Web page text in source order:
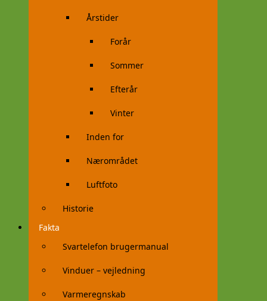
Årstider
Forår
Sommer
Efterår
Vinter
Inden for
Nærområdet
Luftfoto
Historie
Fakta
Svartelefon brugermanual
Vinduer – vejledning
Varmeregnskab